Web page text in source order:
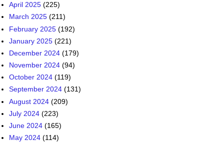
April 2025 (225)
March 2025 (211)
February 2025 (192)
January 2025 (221)
December 2024 (179)
November 2024 (94)
October 2024 (119)
September 2024 (131)
August 2024 (209)
July 2024 (223)
June 2024 (165)
May 2024 (114)